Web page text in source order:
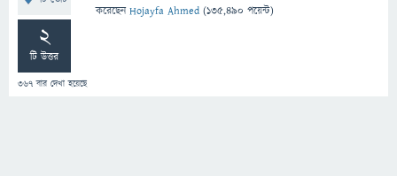
2
টি উত্তর
367 বার দেখা হয়েছে
করেছেনHojayfa Ahmed (135,490 পয়েন্ট)